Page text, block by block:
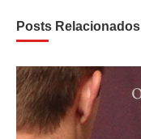
Posts Relacionados